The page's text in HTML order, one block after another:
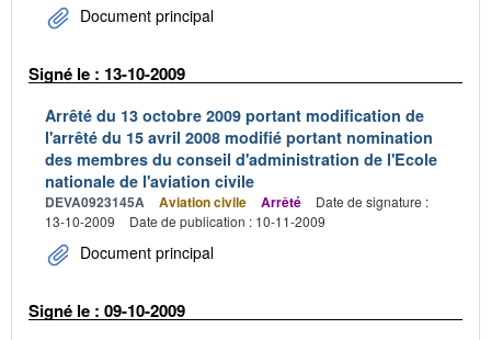
Document principal
Signé le : 13-10-2009
Arrêté du 13 octobre 2009 portant modification de
l'arrêté du 15 avril 2008 modifié portant nomination
des membres du conseil d'administration de l'Ecole
nationale de l'aviation civile
DEVA0923145A Aviation civile Arrêté
Date de signature :
13-10-2009
Date de publication : 10-11-2009
Document principal
Signé le : 09-10-2009